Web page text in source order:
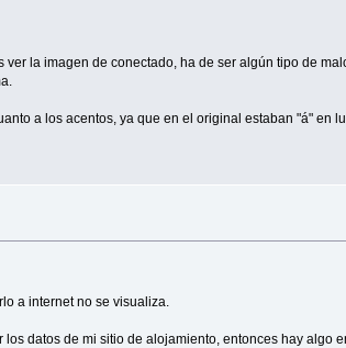
la imagen de conectado, ha de ser algún tipo de
a los acentos, ya que en el original estaban "á" en
a internet no se visualiza.
datos de mi sitio de alojamiento, entonces hay algo